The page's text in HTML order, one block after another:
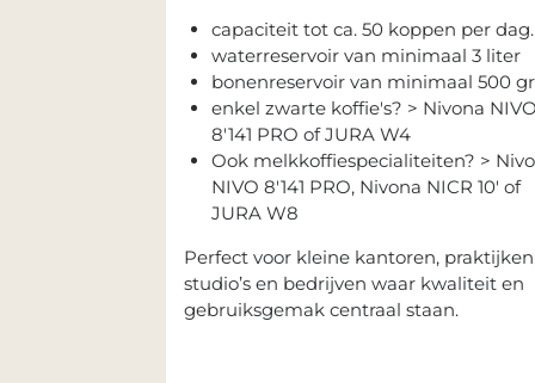
capaciteit tot ca. 50 koppen per dag.
waterreservoir van minimaal 3 liter
bonenreservoir van minimaal 500
enkel zwarte koffie's? > Nivona NIVO
8'141 PRO of JURA W4
Ook melkkoffiespecialiteiten? >
NIVO 8'141 PRO, Nivona NICR 10' of
JURA W8
Perfect voor kleine kantoren, praktijken,
studio’s en bedrijven waar kwaliteit en
gebruiksgemak centraal staan.